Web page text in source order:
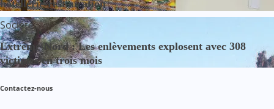
hôtellerie-restauration
Société
Extrême-Nord : Les enlèvements explosent avec 308
victimes en trois mois
Contactez-nous